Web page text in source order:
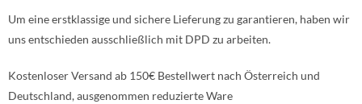
Um eine erstklassige und sichere Lieferung zu garantieren, haben wir
uns entschieden ausschließlich mit DPD zu arbeiten.
Kostenloser Versand ab 150€ Bestellwert nach Österreich und
Deutschland, ausgenommen reduzierte Ware